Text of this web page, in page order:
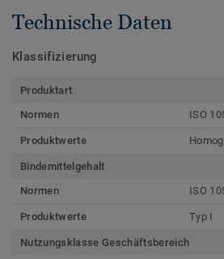
Technische Daten
Klassifizierung
Produktart
Normen
ISO
Produktwerte
Bindemittelgehalt
Normen
ISO
Produktwerte Typ I
Nutzungsklasse Geschäftsbereich